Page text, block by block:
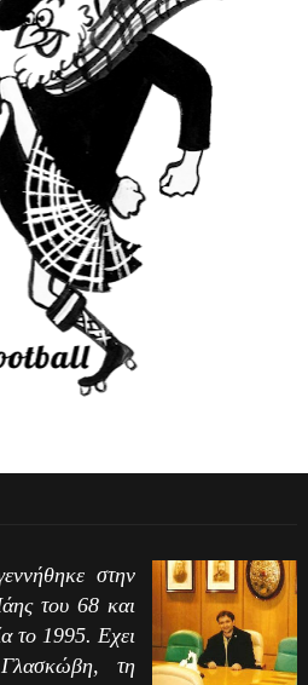
στην
του 68 και
το 1995. Εχει
τη